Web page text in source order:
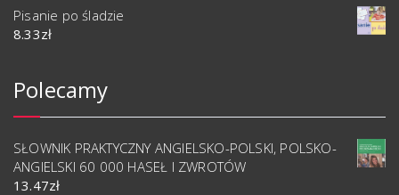
Pisanie po śladzie
8.33zł
Polecamy
SŁOWNIK PRAKTYCZNY ANGIELSKO-POLSKI, POLSKO-
ANGIELSKI 60 000 HASEŁ I ZWROTÓW
13.47zł